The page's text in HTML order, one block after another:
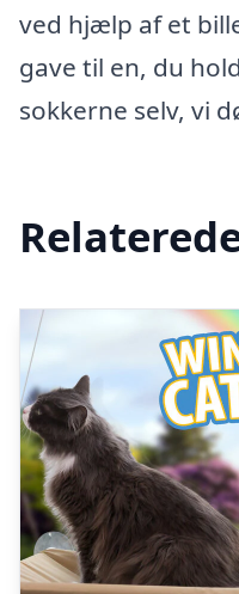
ved hjælp af et
gave til en, du
sokkerne selv, vi